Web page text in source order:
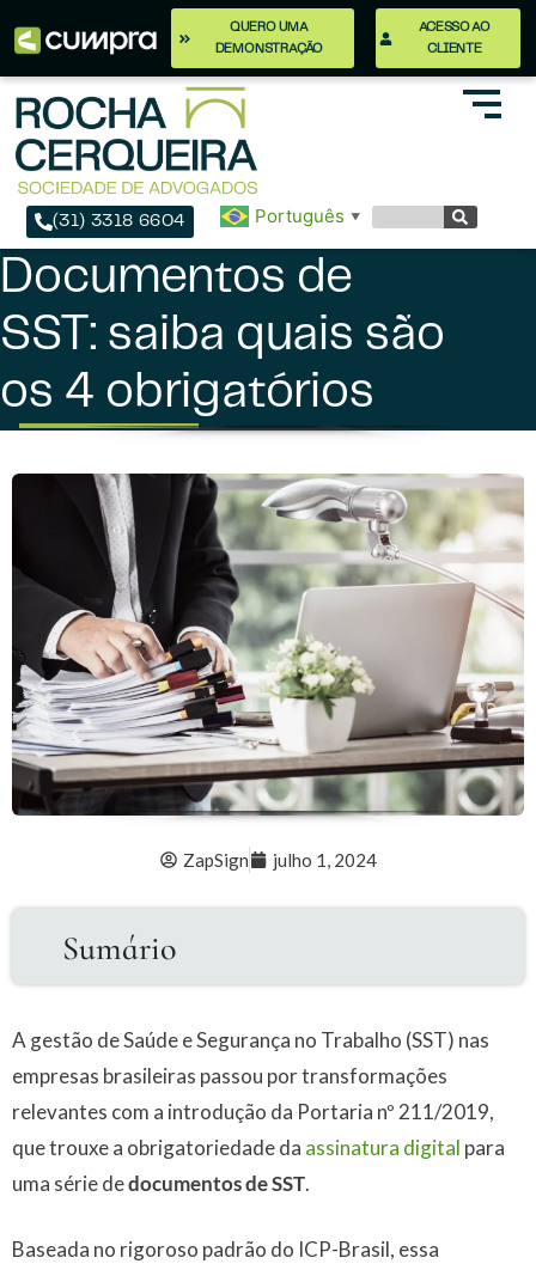
QUERO UMA
DEMONSTRAÇÃO
ACESSO AO
CLIENTE
(31) 3318 6604 Português ▼
Documentos de
SST: saiba quais são
os 4 obrigatórios​
ZapSign julho 1, 2024
Sumário
A gestão de Saúde e Segurança no Trabalho (SST) nas
empresas brasileiras passou por transformações
relevantes com a introdução da Portaria nº 211/2019,
que trouxe a obrigatoriedade da assinatura digital para
uma série dedocumentos de SST.
Baseada no rigoroso padrão do ICP-Brasil, essa